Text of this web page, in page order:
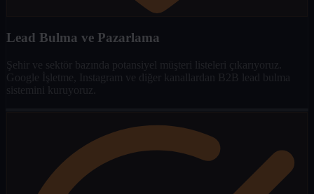
Lead Bulma ve Pazarlama
Şehir ve sektör bazında potansiyel müşteri listeleri çıkarıyoruz.
Google İşletme, Instagram ve diğer kanallardan B2B lead bulma
sistemini kuruyoruz.